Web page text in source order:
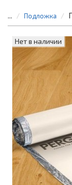
... Подложка
Нет в наличии